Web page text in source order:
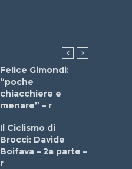
Felice Gimondi:
“poche
chiacchiere e
menare” – r
Il Ciclismo di
Brocci: Davide
Boifava – 2a parte –
r